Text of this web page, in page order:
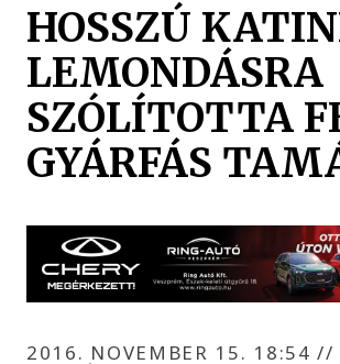
HOSSZÚ
LEMONDÁSRA
SZÓLÍTOTTA
GYÁRFÁS
2016. NOVEMBER 15. 18:54//